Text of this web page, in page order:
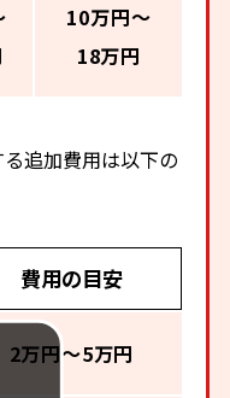
10万円〜
18万円
追加費用は以下の
費用の目安
2万円〜5万円